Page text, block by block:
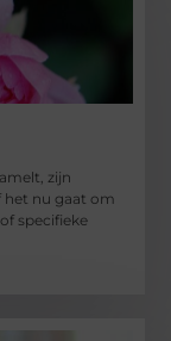
zijn
het nu gaat om
specifieke